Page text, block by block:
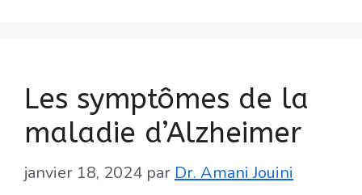
Les symptômes de la
maladie d’Alzheimer
janvier 18, 2024 par Dr. Amani Jouini